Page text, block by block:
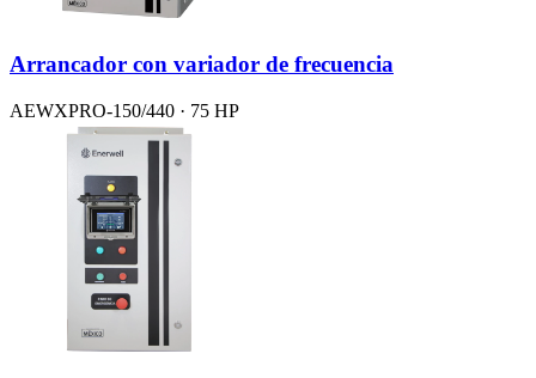
Arrancador con variador de frecuencia
AEWXPRO-150/440 · 75 HP